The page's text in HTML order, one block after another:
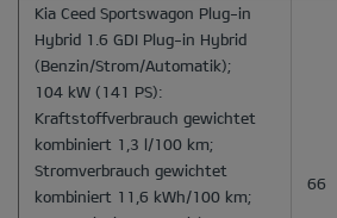
Kia Ceed Sportswagon Plug-in
Hybrid 1.6 GDI Plug-in Hybrid
(Benzin/Strom/Automatik);
104 kW (141 PS):
Kraftstoffverbrauch gewichtet
kombiniert 1,3 l/100 km;
Stromverbrauch gewichtet
kombiniert 11,6 kWh/100 km;
66